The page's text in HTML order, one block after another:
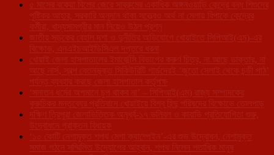
৫ মাসের বকেয়া বিলের জেরে সাব্রুমের একাধিক অঙ্গনওয়াড়ি কেন্দ্রে বন্ধ শিশুদের
পুষ্টিকর আহার, সরকারি অনুদান থাকা সত্ত্বেও অর্থ না মেলায় বিপাকে কেন্দ্রের
কর্মীরা, খাদ্যসামগ্রীর মান নিয়েও উঠল প্রশ্ন
জাতীয় সড়কের বেহাল দশা ও দুর্নীতির অভিযোগে খোয়াইতে সিপিআই(এম)-এর
বিক্ষোভ, এনএইচআইডিসিএল দপ্তরে ধরনা
খোয়াই জেলা হাসপাতালের ইমার্জেন্সি বিভাগের করুণ চিত্র, না আছে ডাক্তার, না
আছে নার্স, স্বল্প বেতনভূক্ত সিকিউরিটি গার্ডদেরই ‘জুতো সেলাই থেকে চন্ডী পাঠ’
পর্যন্ত ব্যবহার করছে জেলা হাসপাতাল কর্তৃপক্ষ
‘সনাতন ধর্মের অপমানে চুপ থাকব না’ – সিপিআই(এম) রাজ্য সম্পাদকের
কুরুচিকর মন্তব্যের প্রতিবাদে খোয়াইয়ে বিশ্ব হিন্দু পরিষদের বিক্ষোভে তোলপাড়
দক্ষিণ ত্রিপুরা জেলাভিত্তিক অনূর্ধ্ব-১৭ ভলিবল ও কাবাডি প্রতিযোগিতা শুরু,
উদ্বোধনে প্রাক্তন বিধায়ক
‘১০ কোটি নেশামুক্ত শপথ মেগা ক্যাম্পেইন’-এর শুভ উদ্বোধন, নেশামুক্ত
সমাজ গঠনে সম্মিলিত উদ্যোগের আহ্বান, শপথ নিলেন শতাধিক মানুষ